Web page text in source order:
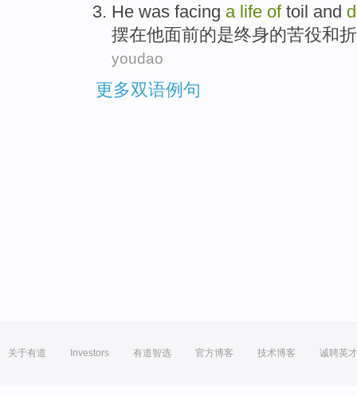
He was facing a life of toil and
摆在他面前的是终身的苦役和
youdao
更多双语例句
关于有道 Investors 有道智选 官方博客 技术博客 诚聘英才